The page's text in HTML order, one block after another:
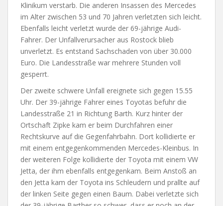
Klinikum verstarb. Die anderen Insassen des Mercedes
im Alter zwischen 53 und 70 Jahren verletzten sich leicht.
Ebenfalls leicht verletzt wurde der 69-jährige Audi-
Fahrer. Der Unfallverursacher aus Rostock blieb
unverletzt. Es entstand Sachschaden von über 30.000
Euro. Die Landesstraße war mehrere Stunden voll
gesperrt.
Der zweite schwere Unfall ereignete sich gegen 15.55
Uhr. Der 39-jährige Fahrer eines Toyotas befuhr die
Landesstraße 21 in Richtung Barth. Kurz hinter der
Ortschaft Zipke kam er beim Durchfahren einer
Rechtskurve auf die Gegenfahrbahn. Dort kollidierte er
mit einem entgegenkommenden Mercedes-Kleinbus. In
der weiteren Folge kollidierte der Toyota mit einem VW
Jetta, der ihm ebenfalls entgegenkam. Beim Anstoß an
den Jetta kam der Toyota ins Schleudern und prallte auf
der linken Seite gegen einen Baum. Dabei verletzte sich